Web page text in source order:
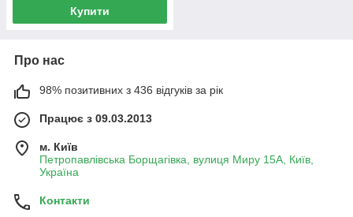
Купити
Про нас
98% позитивних з 436 відгуків за рік
Працює з 09.03.2013
м. Київ
Петропавлівська Борщагівка, вулиця Миру 15А, Київ,
Україна
Контакти